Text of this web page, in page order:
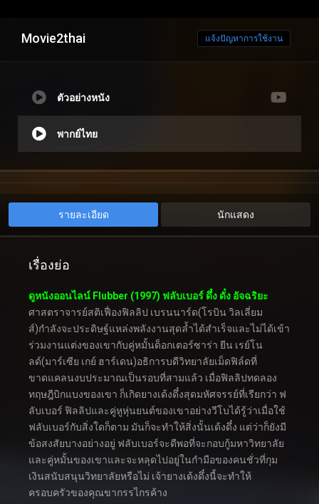
Movie2thai แจ้งปัญหาการใช้งาน
ตัวอย่างหนัง
พากย์ไทย
รายละเอียด นักแสดง
เรื่องย่อ
ดูหนังออนไลน์ Flubber (1997) ฟลับเบอร์ ดึ๋ง ดั๋ง อัจฉริยะ
ศาสตราจารย์สติเฟื่องฟิลลิป เบรนนาร์ด(โรบิน วิลเลี่ยม
ส์)กำลังจะประดิษฐ์แหล่งพลังงานสุดล้ำได้สำเร็จและไม่ได้เข้า
ร่วมงานแต่งของเขากับคู่หมั้นด็อกเตอร์ซาร่า ยีน เรย์โน
ลด์(มาร์เซีย เกย์ ฮาร์เดน)อธิการบดีวิทยาลัยเม็ดฟิล์ดที่
ขาดแคลนงบประมาณเป็นรอบที่สามแล้ว เมื่อฟิลลิปทดลอง
ทฤษฎีบิกแบงของเขา ก็เกิดยางเด้งดึ๋งสุดมหัศจรรย์ที่เรียกว่า ฟ
ลับเบอร์ ฟิลลิปและคู่หูหุ่นยนต์ของเขาอย่างวีโบได้รู้ว่าเมื่อใช้
ฟลับเบอร์กับสิ่งใดก็ตาม มันก็จะทำให้สิ่งนั้นเด้งดึ๋ง แต่ว่าก็ยังมี
ข้อสงสัยบางอย่างอยู่ ฟลับเบอร์จะดีพอที่จะกอบกู้มหาวิทยาลัย
และคู่หมั้นของเขาและจะหลุดไปอยู่ในกำมือของคนชั่วที่กุม
เงินสนับสนุนวิทยาลัยหรือไม่ เจ้ายางเด้งดึ๋งนี้จะทำให้
ครอบครัวของคุณขากรรไกรค้าง